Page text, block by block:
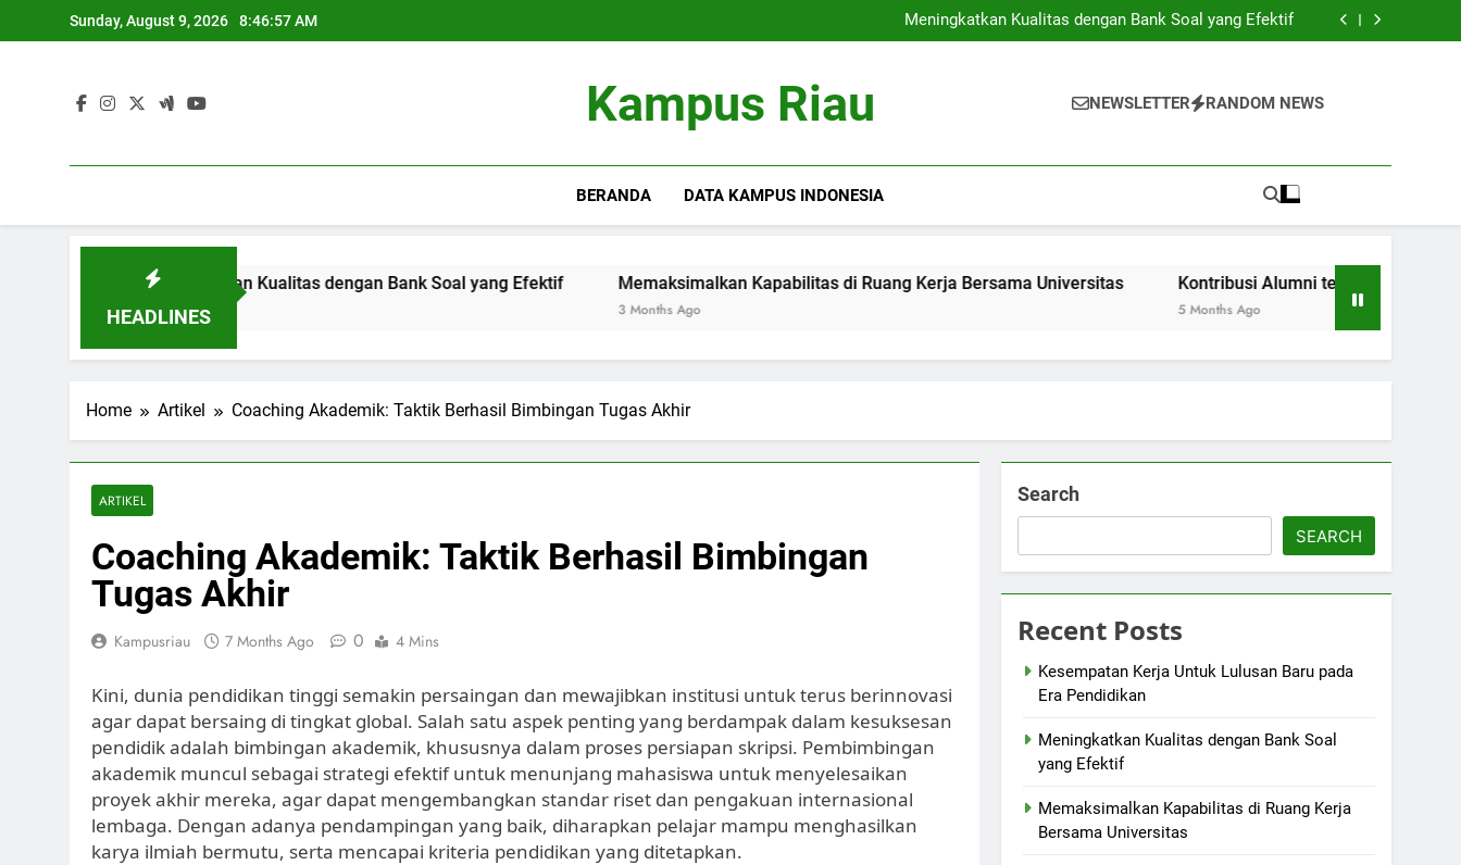
to
Sunday, August 9, 2026 8:46:57 AM
Meningkatkan Kualitas dengan Bank Soal yang Efektif
Memaksimalkan Kapabilitas di Ruang Kerja Bersama Universitas
Meningkatkan Kualitas dengan Bank Soal yang Efektif
Memaksimalkan Kapabilitas di Ruang Kerja Bersama Universitas
Kampus Riau NEWSLETTER RANDOM NEWS
BERANDA DATA KAMPUS INDONESIA
HEADLINES
Meningkatkan Kualitas dengan Bank Soal yang Efektif
3 Months Ago
Memaksimalkan Kapabilitas di Ruang Kerja Bersama Universitas Kontribusi Alumni terhadap Peningkatan
Home Artikel Coaching Akademik: Taktik Berhasil Bimbingan Tugas Akhir
ARTIKEL
Coaching Akademik: Taktik Berhasil Bimbingan
Tugas Akhir
Kampusriau 7 Months Ago 0 4 Mins
Kini, dunia pendidikan tinggi semakin persaingan dan mewajibkan institusi untuk terus berinnovasi
agar dapat bersaing di tingkat global. Salah satu aspek penting yang berdampak dalam kesuksesan
pendidik adalah bimbingan akademik, khususnya dalam proses persiapan skripsi. Pembimbingan
akademik muncul sebagai strategi efektif untuk menunjang mahasiswa untuk menyelesaikan
proyek akhir mereka, agar dapat mengembangkan standar riset dan pengakuan internasional
lembaga. Dengan adanya pendampingan yang baik, diharapkan pelajar mampu menghasilkan
karya ilmiah bermutu, serta mencapai kriteria pendidikan yang ditetapkan.
Search
SEARCH
Recent Posts
Kesempatan Kerja Untuk Lulusan Baru pada
Era Pendidikan
Meningkatkan Kualitas dengan Bank Soal
yang Efektif
Memaksimalkan Kapabilitas di Ruang Kerja
Bersama Universitas